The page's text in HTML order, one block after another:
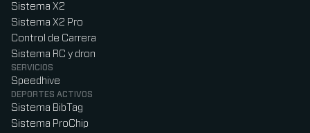
Sistema X2
Sistema X2 Pro
Control de Carrera
Sistema RC y dron
SERVICIOS
Speedhive
DEPORTES ACTIVOS
Sistema BibTag
Sistema ProChip